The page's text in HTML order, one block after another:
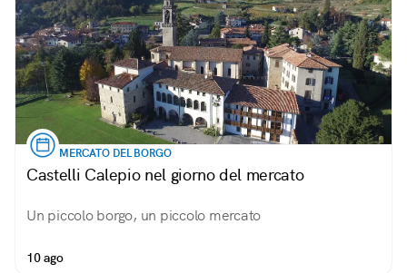
MERCATO DEL BORGO
Castelli Calepio nel giorno del mercato
Un piccolo borgo, un piccolo mercato
10 ago